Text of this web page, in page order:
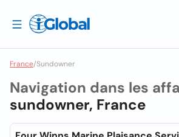
France/Sundowner
Navigation dans les
sundowner, France